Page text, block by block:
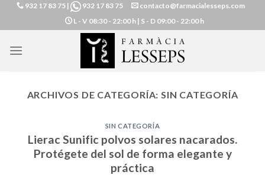
Skip
932 17 83 75| 932 17 83 75
contacto@farmacialesseps.com
L - V 08:30 - 22:00 h | S - D 09:00 - 22:00 h
ARCHIVOS DE CATEGORÍA: SIN CATEGORÍA
SIN CATEGORÍA
Lierac Sunific polvos solares nacarados.
Protégete del sol de forma elegante y
práctica